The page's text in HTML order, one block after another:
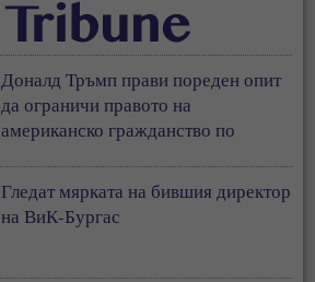
Доналд Тръмп прави пореден опит
да ограничи правото на
американско гражданство по
Гледат мярката на бившия директор
на ВиК-Бургас